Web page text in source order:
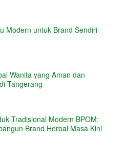
Modern untuk Brand Sendiri
Wanita yang Aman dan
Tangerang
Tradisional Modern BPOM:
Brand Herbal Masa Kini